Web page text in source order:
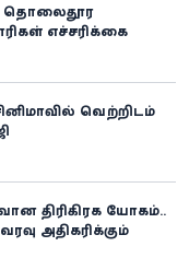
தொலைதூர
எச்சரிக்கை
வெற்றிடம்
திரிகிரக யோகம்..
அதிகரிக்கும்